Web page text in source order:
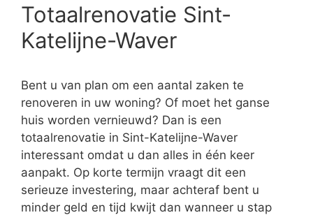
Totaalrenovatie Sint-
Katelijne-Waver
Bent u van plan om een aantal zaken te
renoveren in uw woning? Of moet het ganse
huis worden vernieuwd? Dan is een
totaalrenovatie in Sint-Katelijne-Waver
interessant omdat u dan alles in één keer
aanpakt. Op korte termijn vraagt dit een
serieuze investering, maar achteraf bent u
minder geld en tijd kwijt dan wanneer u stap